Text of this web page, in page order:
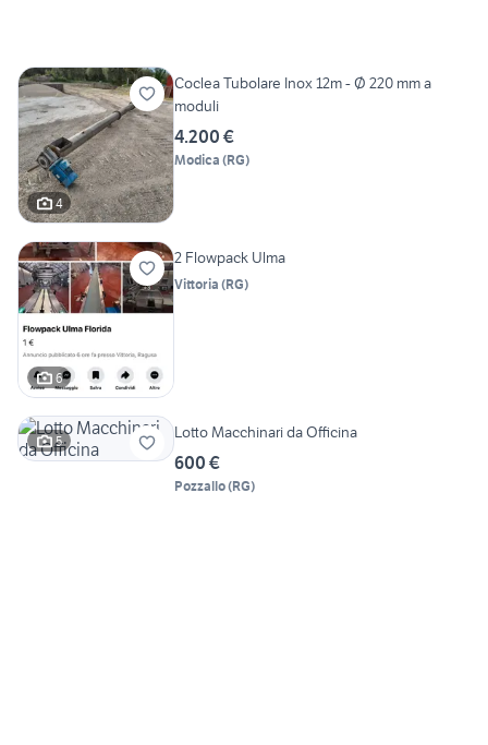
4
Coclea Tubolare Inox 12m - Ø 220 mm a
moduli
4.200 €
Modica (RG)
6
2 Flowpack Ulma
Vittoria (RG)
5 Lotto Macchinari da Officina
600 €
Pozzallo(RG)